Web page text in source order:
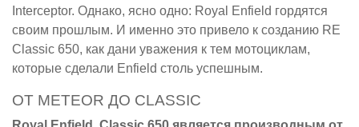
Interceptor. Однако, ясно одно: Royal Enfield гордятся
своим прошлым. И именно это привело к созданию RE
Classic 650, как дани уважения к тем мотоциклам,
которые сделали Enfield столь успешным.
ОТ METEOR ДО CLASSIC